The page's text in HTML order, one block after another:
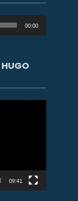
00:00
09:41